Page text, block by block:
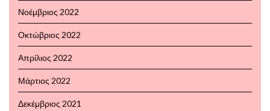
Νοέμβριος 2022
Οκτώβριος 2022
Απρίλιος 2022
Μάρτιος 2022
Δεκέμβριος 2021